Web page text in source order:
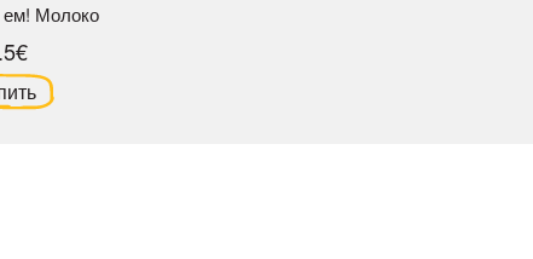
ем! Молоко